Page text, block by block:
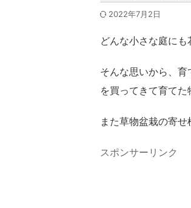
2022年7月2日
どんな小さな庭にも
そんな思いから、
を買ってきて育てた
また草物盆栽の寄せ
スポンサーリンク